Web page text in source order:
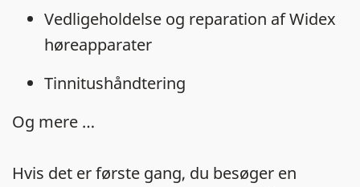
Vedligeholdelse og reparation af Widex
høreapparater
Tinnitushåndtering
Og mere …
Hvis det er første gang, du besøger en